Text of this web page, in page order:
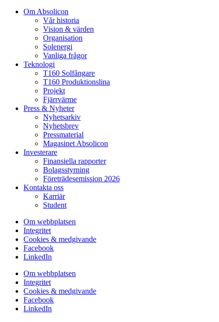
Om Absolicon
Vår historia
Vision & värden
Organisation
Solenergi
Vanliga frågor
Teknologi
T160 Solfångare
T160 Produktionslina
Projekt
Fjärrvärme
Press & Nyheter
Nyhetsarkiv
Nyhetsbrev
Pressmaterial
Magasinet Absolicon
Investerare
Finansiella rapporter
Bolagsstyrning
Företrädesemission 2026
Kontakta oss
Karriär
Student
Om webbplatsen
Integritet
Cookies & medgivande
Facebook
LinkedIn
Om webbplatsen
Integritet
Cookies & medgivande
Facebook
LinkedIn